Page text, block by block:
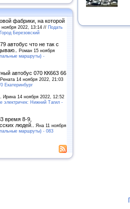
фабрики, на которой
2022, 13:14 // Подать
Березовский
автобус что не так с
Роман 15 ноября
маршруты) -
автобус 070 КК663 66
Рената 14 ноября 2022, 21:03
Екатеринбург
Ирина 14 ноября 2022, 12:52
электричек: Нижний Тагил -
время 8-9,
людей.. Яна 11 ноября
маршруты) - 083